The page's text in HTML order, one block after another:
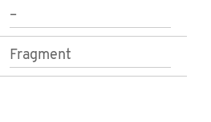
–
Fragment